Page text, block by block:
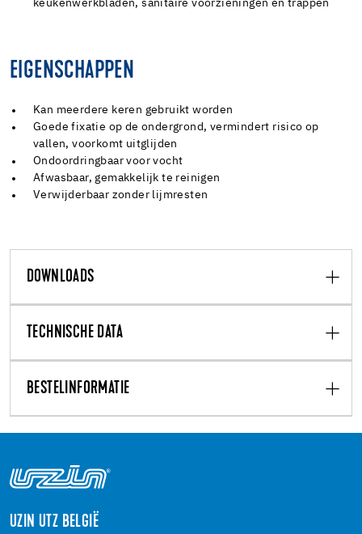
keukenwerkbladen, sanitaire voorzieningen en trappen
EIGENSCHAPPEN
Kan meerdere keren gebruikt worden
Goede fixatie op de ondergrond, vermindert risico op
vallen, voorkomt uitglijden
Ondoordringbaar voor vocht
Afwasbaar, gemakkelijk te reinigen
Verwijderbaar zonder lijmresten
DOWNLOADS
TECHNISCHE DATA
BESTELINFORMATIE
UZIN UTZ BELGIË